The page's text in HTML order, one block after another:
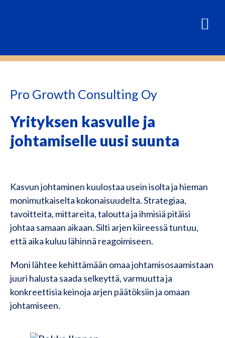
Pro Growth Consulting Oy
Yrityksen kasvulle ja
johtamiselle uusi suunta
Kasvun johtaminen kuulostaa usein isolta ja hieman
monimutkaiselta kokonaisuudelta. Strategiaa,
tavoitteita, mittareita, taloutta ja ihmisiä pitäisi
johtaa samaan aikaan. Silti arjen kiireessä tuntuu,
että aika kuluu lähinnä reagoimiseen.
Moni lähtee kehittämään omaa johtamisosaamistaan
juuri halusta saada selkeyttä, varmuutta ja
konkreettisia keinoja arjen päätöksiin ja omaan
johtamiseen.